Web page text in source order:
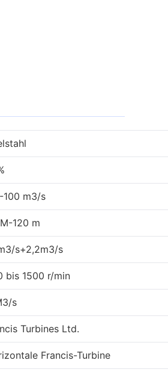
100 m3/s
120 m
s+2,2m3/s
bis 1500 r/min
s
Turbines Ltd.
Francis-Turbine